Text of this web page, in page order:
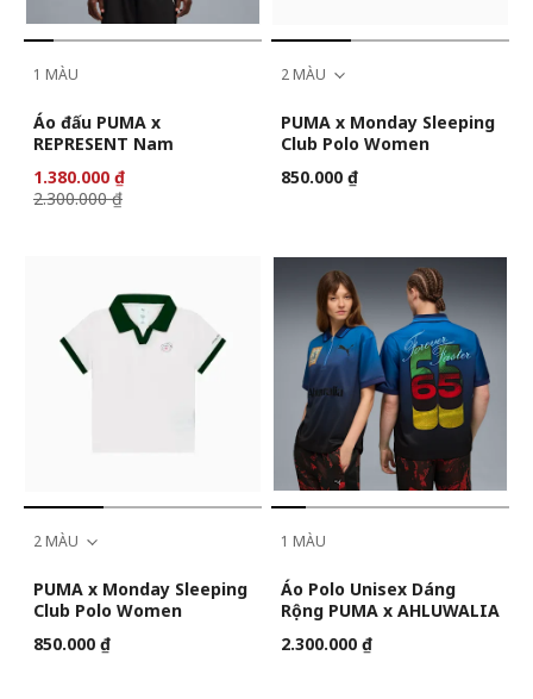
1 MÀU
Áo đấu PUMA x
REPRESENT Nam
1.380.000 ₫
2.300.000 ₫
2 MÀU
PUMA x Monday Sleeping
Club Polo Women
850.000 ₫
2 MÀU
PUMA x Monday Sleeping
Club Polo Women
850.000 ₫
1 MÀU
Áo Polo Unisex Dáng
Rộng PUMA x AHLUWALIA
2.300.000 ₫